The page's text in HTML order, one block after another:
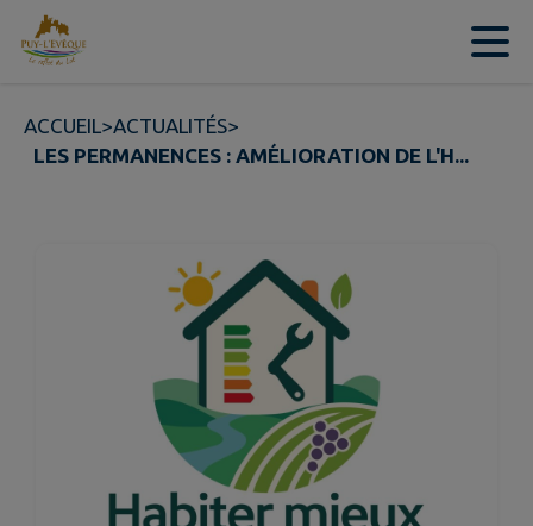
Contenu
ACCUEIL>ACTUALITÉS>
LES PERMANENCES : AMÉLIORATION DE L'H...